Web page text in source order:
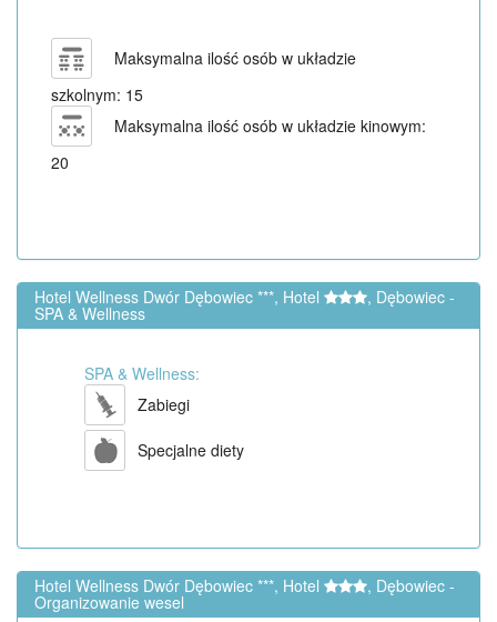
Maksymalna ilość osób w układzie
szkolnym: 15
Maksymalna ilość osób w układzie kinowym:
20
Hotel Wellness Dwór Dębowiec ***, Hotel , Dębowiec -
SPA & Wellness
SPA & Wellness:
Zabiegi
Specjalne diety
Hotel Wellness Dwór Dębowiec ***, Hotel , Dębowiec -
Organizowanie wesel